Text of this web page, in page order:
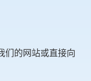
们的网站或直接向